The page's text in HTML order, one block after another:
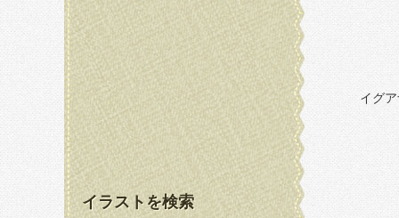
イラストを検索
イグ